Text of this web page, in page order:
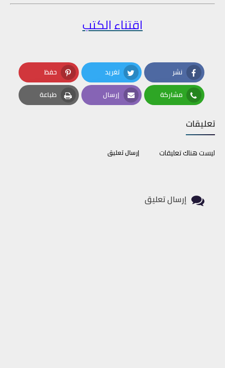
اقتناء الكتب
نشر
Facebook
تغريد
Twitter
حفظ
Pinterest
مشاركة
Whatsapp
إرسال
Email
طباعة
Print
تعليقات
ليست هناك تعليقات إرسال تعليق
إرسال تعليق